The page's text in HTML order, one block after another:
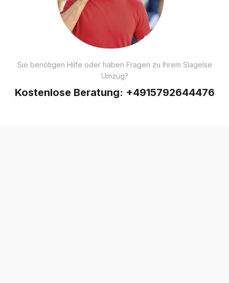
Sie benötigen Hilfe oder haben Fragen zu Ihrem Slagelse
Umzug?
Kostenlose Beratung: +4915792644476